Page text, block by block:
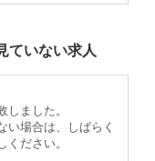
ていない求人
しました。
い場合は、しばらく
ください。